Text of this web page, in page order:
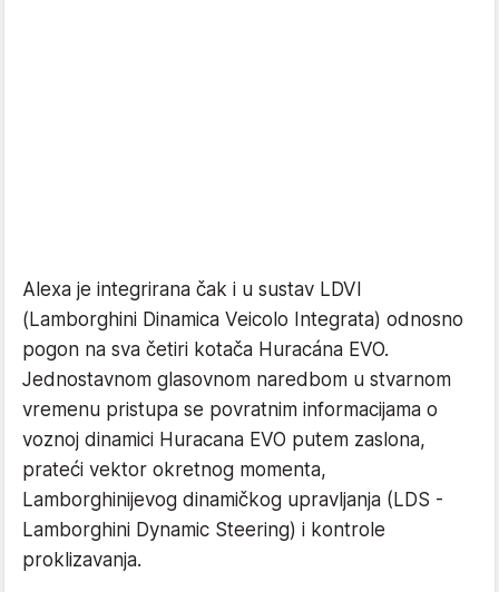
Alexa je integrirana čak i u sustav LDVI
(Lamborghini Dinamica Veicolo Integrata) odnosno
pogon na sva četiri kotača Huracána EVO.
Jednostavnom glasovnom naredbom u stvarnom
vremenu pristupa se povratnim informacijama o
voznoj dinamici Huracana EVO putem zaslona,
prateći vektor okretnog momenta,
Lamborghinijevog dinamičkog upravljanja (LDS -
Lamborghini Dynamic Steering) i kontrole
proklizavanja.